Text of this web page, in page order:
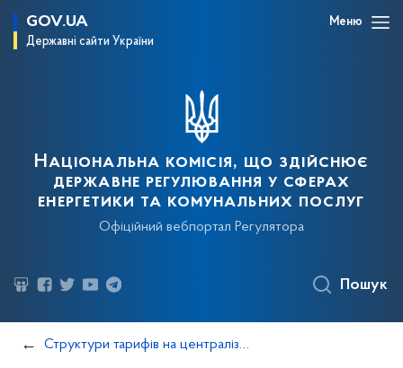
GOV.UA
Державні сайти України
Меню
Національна комісія, що здійснює
державне регулювання у сферах
енергетики та комунальних послуг
Офіційний вебпортал Регулятора
Пошук
Структури тарифів на централізоване водопостачання та централізоване водовідведення